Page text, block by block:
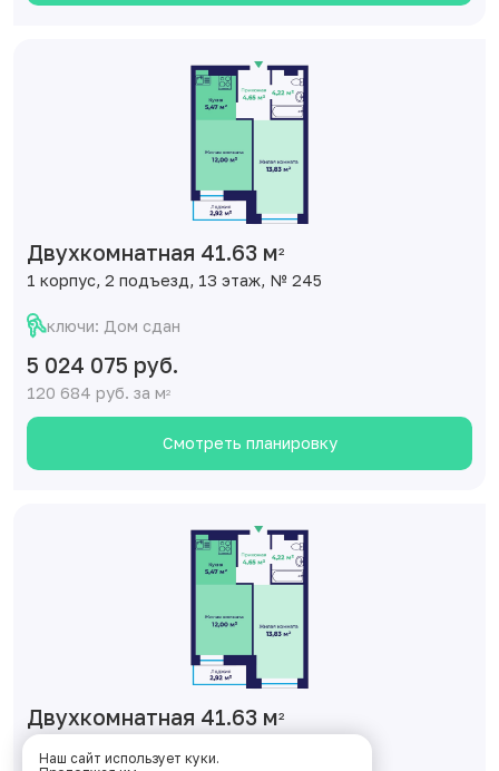
Двухкомнатная 41.63 м2
1 корпус, 2 подъезд, 13 этаж, № 245
ключи: Дом сдан
5 024 075 руб.
120 684 руб. за м2
Смотреть планировку
Двухкомнатная 41.63 м2
1 корпус, 2 подъезд, 14 этаж, № 253
Наш сайт использует куки.